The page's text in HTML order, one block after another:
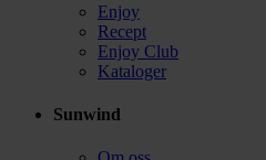
Enjoy
Recept
Enjoy Club
Kataloger
Sunwind